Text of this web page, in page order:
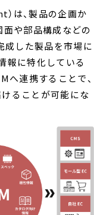
は、製品の企画か
面や部品構成などの
成した製品を市場に
報に特化している
へ連携することで、
ることが可能にな